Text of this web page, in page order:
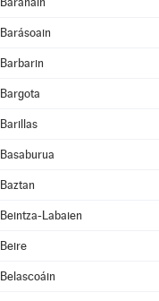
Barásoain
Barbarin
Bargota
Barillas
Basaburua
Baztan
Beintza-Labaien
Beire
Belascoáin